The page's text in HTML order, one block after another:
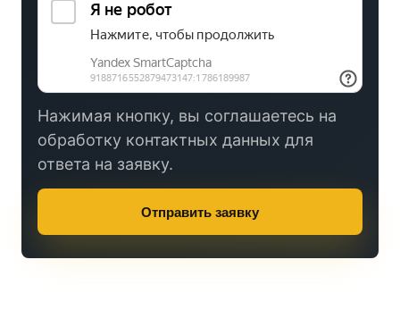
Нажимая кнопку, вы соглашаетесь на
обработку контактных данных для
ответа на заявку.
Отправить заявку